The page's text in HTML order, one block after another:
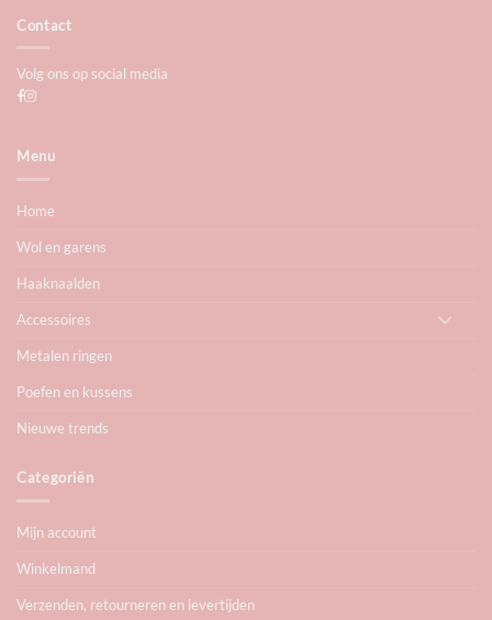
Contact
Volg ons op social media
Menu
Home
Wol en garens
Haaknaalden
Accessoires
Metalen ringen
Poefen en kussens
Nieuwe trends
Categoriën
Mijn account
Winkelmand
Verzenden, retourneren en levertijden